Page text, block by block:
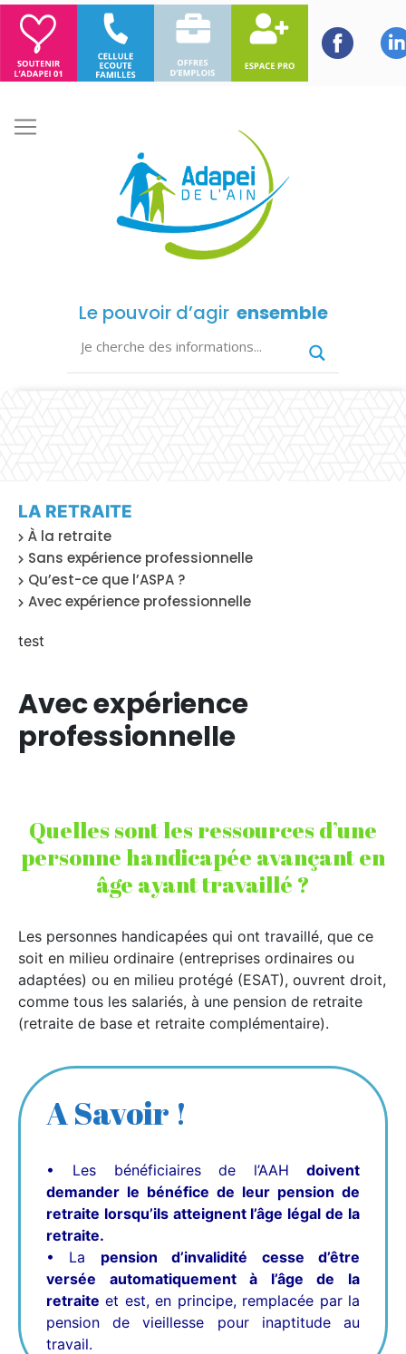
Le pouvoir d’agir ensemble
LA RETRAITE
À la retraite
Sans expérience professionnelle
Qu’est-ce que l’ASPA ?
Avec expérience professionnelle
test
Avec expérience
professionnelle
Quelles sont les ressources d’une
personne handicapée avançant en
âge ayant travaillé ?
Les personnes handicapées qui ont travaillé, que ce
soit en milieu ordinaire (entreprises ordinaires ou
adaptées) ou en milieu protégé (ESAT), ouvrent droit,
comme tous les salariés, à une pension de retraite
(retraite de base et retraite complémentaire).
A Savoir !
• Les bénéficiaires de l’AAH doivent
demander le bénéfice de leur pension de
retraite lorsqu’ils atteignent l’âge légal de la
retraite.
• La pension d’invalidité cesse d’être
versée automatiquement à l’âge de la
retraite et est, en principe, remplacée par la
pension de vieillesse pour inaptitude au
travail.